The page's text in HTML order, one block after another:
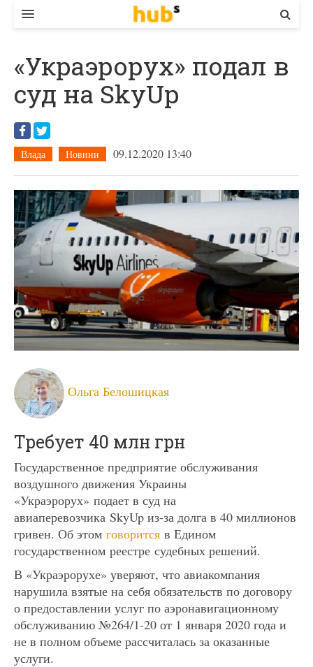
ЕКОНОМІКА
БІЗНЕС
СТАРТЕР
КОНТАКТИ
«Украэрорух» подал в
суд на SkyUp
Влада Новини 09.12.2020 13:40
Ольга Белошицкая
Требует 40 млн грн
Государственное предприятие обслуживания
воздушного движения Украины
«Украэрорух» подает в суд на
авиаперевозчика SkyUp из-за долга в 40 миллионов
гривен. Об этом говорится в Едином
государственном реестре судебных решений.
В «Украэрорухе» уверяют, что авиакомпания
нарушила взятые на себя обязательств по договору
о предоставлении услуг по аэронавигационному
обслуживанию №264/1-20 от 1 января 2020 года и
не в полном объеме рассчиталась за оказанные
услуги.